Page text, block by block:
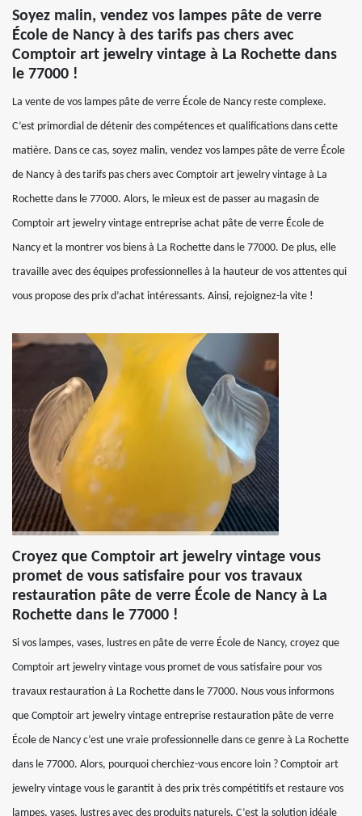
Soyez malin, vendez vos lampes pâte de verre
École de Nancy à des tarifs pas chers avec
Comptoir art jewelry vintage à La Rochette dans
le 77000 !
La vente de vos lampes pâte de verre École de Nancy reste complexe.
C’est primordial de détenir des compétences et qualifications dans cette
matière. Dans ce cas, soyez malin, vendez vos lampes pâte de verre École
de Nancy à des tarifs pas chers avec Comptoir art jewelry vintage à La
Rochette dans le 77000. Alors, le mieux est de passer au magasin de
Comptoir art jewelry vintage entreprise achat pâte de verre École de
Nancy et la montrer vos biens à La Rochette dans le 77000. De plus, elle
travaille avec des équipes professionnelles à la hauteur de vos attentes qui
vous propose des prix d’achat intéressants. Ainsi, rejoignez-la vite !
Croyez que Comptoir art jewelry vintage vous
promet de vous satisfaire pour vos travaux
restauration pâte de verre École de Nancy à La
Rochette dans le 77000 !
Si vos lampes, vases, lustres en pâte de verre École de Nancy, croyez que
Comptoir art jewelry vintage vous promet de vous satisfaire pour vos
travaux restauration à La Rochette dans le 77000. Nous vous informons
que Comptoir art jewelry vintage entreprise restauration pâte de verre
École de Nancy c’est une vraie professionnelle dans ce genre à La Rochette
dans le 77000. Alors, pourquoi cherchiez-vous encore loin ? Comptoir art
jewelry vintage vous le garantit à des prix très compétitifs et restaure vos
lampes, vases, lustres avec des produits naturels. C’est la solution idéale